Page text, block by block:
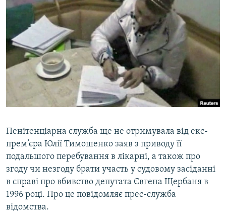
ВСЕ ЗА ДЕНЬ
СПЕЦПРОЕКТИ
ДЕПОРТАЦІЯ
ВІДЕОУРОКИ «ELIFBE»
СВІДЧЕННЯ ОКУПАЦІЇ
УКРАЇНСЬКА ПРОБЛЕМА КРИМУ
ЯК ОБІЙТИ БЛОКУВАННЯ
Русский
Qırımtatar
Усі сайти RFE/RL
Пенітенціарна служба ще не отримувала від екс-
прем’єра Юлії Тимошенко заяв з приводу її
подальшого перебування в лікарні, а також про
згоду чи незгоду брати участь у судовому засіданні
в справі про вбивство депутата Євгена Щербаня в
1996 році. Про це повідомляє прес-служба
відомства.